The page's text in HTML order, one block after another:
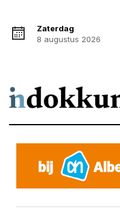
Zaterdag
8 augustus 2026